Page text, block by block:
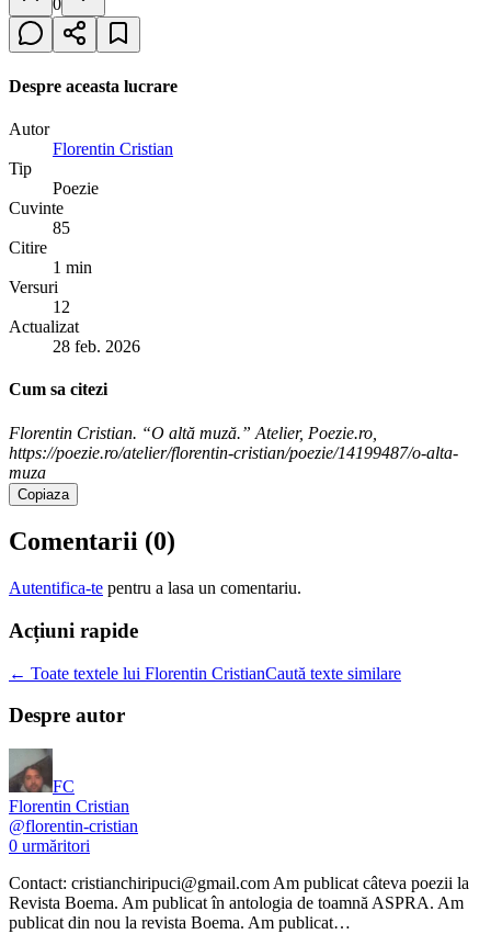
0
Despre aceasta lucrare
Autor
Florentin Cristian
Tip
Poezie
Cuvinte
85
Citire
1 min
Versuri
12
Actualizat
28 feb. 2026
Cum sa citezi
Florentin Cristian. “O altă muză.” Atelier, Poezie.ro,
https://poezie.ro/atelier/florentin-cristian/poezie/14199487/o-alta-
muza
Copiaza
Comentarii (0)
Autentifica-te pentru a lasa un comentariu.
Acțiuni rapide
← Toate textele lui Florentin CristianCaută texte similare
Despre autor
FC
Florentin Cristian
@florentin-cristian
0 urmăritori
Contact: cristianchiripuci@gmail.com Am publicat câteva poezii la
Revista Boema. Am publicat în antologia de toamnă ASPRA. Am
publicat din nou la revista Boema. Am publicat…